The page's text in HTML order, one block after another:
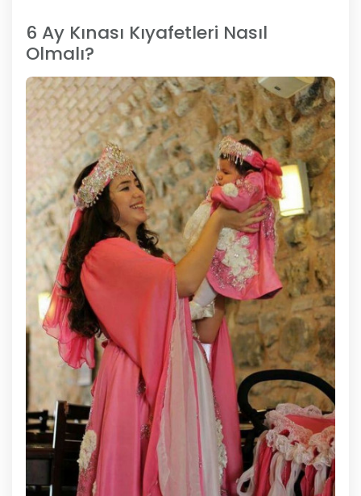
6 Ay Kınası Kıyafetleri Nasıl
Olmalı?